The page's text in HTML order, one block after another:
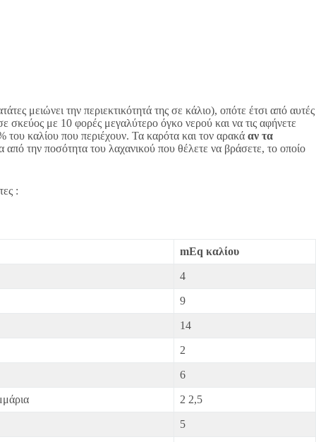
μειώνει την περιεκτικότητά της σε κάλιο), οπότε έτσι από αυτές
σκεύος με 10 φορές μεγαλύτερο όγκο νερού και να τις αφήνετε
του καλίου που περιέχουν. Τα καρότα και τον αρακά αν τα
από την ποσότητα του λαχανικού που θέλετε να βράσετε, το οποίο
:
mEq καλίου
4
9
14
2
6
2 2,5
5